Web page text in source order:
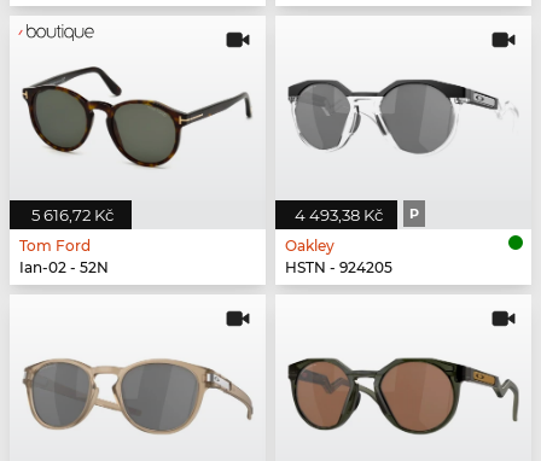
5 616,72 Kč
Tom Ford
Ian-02 - 52N
4 493,38 Kč P
Oakley
HSTN - 924205